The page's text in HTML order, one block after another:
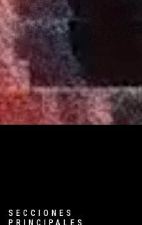
SECCIONES
PRINCIPALES